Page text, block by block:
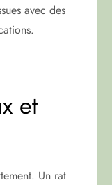
avec des
et
Un rat